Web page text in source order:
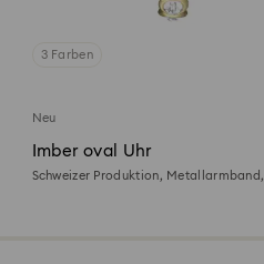
3 Farben
Neu
Imber oval Uhr
Schweizer Produktion, Metallarmband,